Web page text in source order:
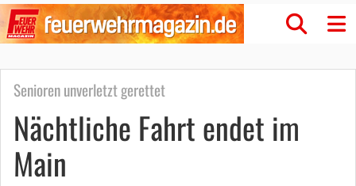
Senioren unverletzt gerettet
Nächtliche Fahrt endet im
Main